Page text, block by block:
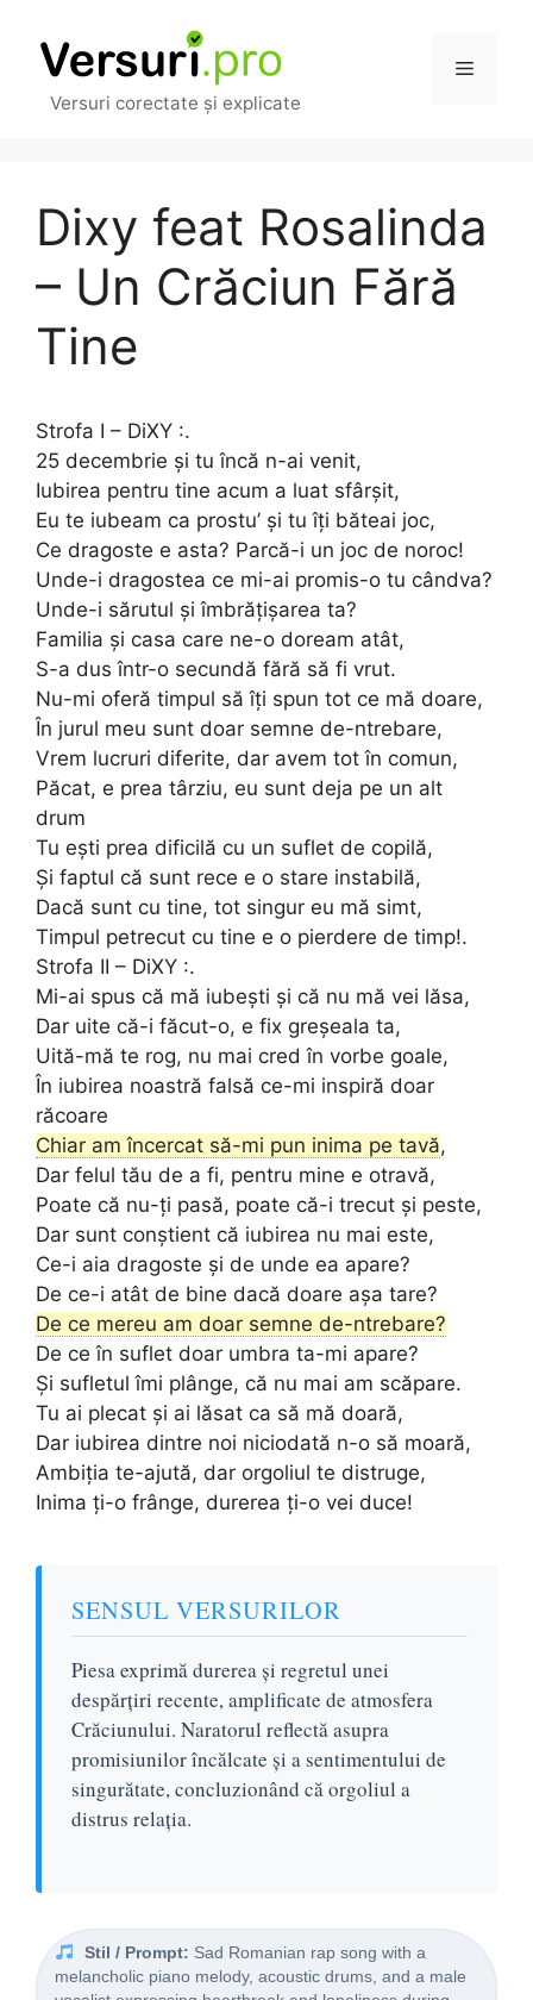
conținut
Versuri corectate și explicate
Meniu
Dixy feat Rosalinda
– Un Crăciun Fără
Tine
Strofa I – DiXY :.
25 decembrie și tu încă n-ai venit,
Iubirea pentru tine acum a luat sfârșit,
Eu te iubeam ca prostu’ și tu îți băteai joc,
Ce dragoste e asta? Parcă-i un joc de noroc!
Unde-i dragostea ce mi-ai promis-o tu cândva?
Unde-i sărutul și îmbrățișarea ta?
Familia și casa care ne-o doream atât,
S-a dus într-o secundă fără să fi vrut.
Nu-mi oferă timpul să îți spun tot ce mă doare,
În jurul meu sunt doar semne de-ntrebare,
Vrem lucruri diferite, dar avem tot în comun,
Păcat, e prea târziu, eu sunt deja pe un alt
drum
Tu ești prea dificilă cu un suflet de copilă,
Și faptul că sunt rece e o stare instabilă,
Dacă sunt cu tine, tot singur eu mă simt,
Timpul petrecut cu tine e o pierdere de timp!.
Strofa II – DiXY :.
Mi-ai spus că mă iubești și că nu mă vei lăsa,
Dar uite că-i făcut-o, e fix greșeala ta,
Uită-mă te rog, nu mai cred în vorbe goale,
În iubirea noastră falsă ce-mi inspiră doar
răcoare
Chiar am încercat să-mi pun inima pe tavă,
Dar felul tău de a fi, pentru mine e otravă,
Poate că nu-ți pasă, poate că-i trecut și peste,
Dar sunt conștient că iubirea nu mai este,
Ce-i aia dragoste și de unde ea apare?
De ce-i atât de bine dacă doare așa tare?
De ce mereu am doar semne de-ntrebare?
De ce în suflet doar umbra ta-mi apare?
Și sufletul îmi plânge, că nu mai am scăpare.
Tu ai plecat și ai lăsat ca să mă doară,
Dar iubirea dintre noi niciodată n-o să moară,
Ambiția te-ajută, dar orgoliul te distruge,
Inima ți-o frânge, durerea ți-o vei duce!
SENSUL VERSURILOR
Piesa exprimă durerea și regretul unei
despărțiri recente, amplificate de atmosfera
Crăciunului. Naratorul reflectă asupra
promisiunilor încălcate și a sentimentului de
singurătate, concluzionând că orgoliul a
distrus relația.
Stil / Prompt: Sad Romanian rap song with a
melancholic piano melody, acoustic drums, and a male